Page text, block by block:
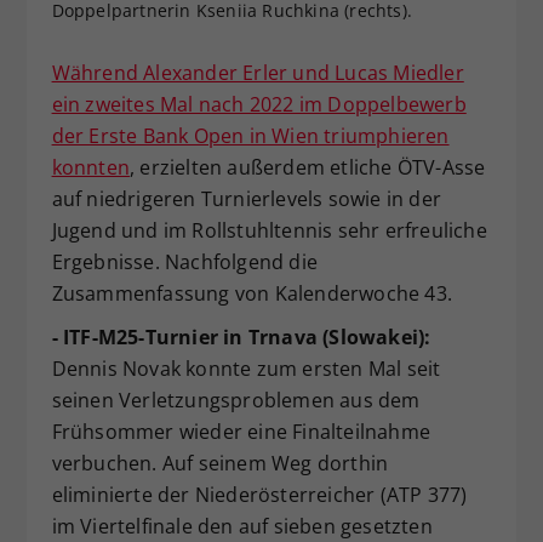
Doppelpartnerin Kseniia Ruchkina (rechts).
Während Alexander Erler und Lucas Miedler
ein zweites Mal nach 2022 im Doppelbewerb
der Erste Bank Open in Wien triumphieren
konnten, erzielten außerdem etliche ÖTV-Asse
auf niedrigeren Turnierlevels sowie in der
Jugend und im Rollstuhltennis sehr erfreuliche
Ergebnisse. Nachfolgend die
Zusammenfassung von Kalenderwoche 43.
- ITF-M25-Turnier in Trnava (Slowakei):
Dennis Novak konnte zum ersten Mal seit
seinen Verletzungsproblemen aus dem
Frühsommer wieder eine Finalteilnahme
verbuchen. Auf seinem Weg dorthin
eliminierte der Niederösterreicher (ATP 377)
im Viertelfinale den auf sieben gesetzten
Zweck
zufällig generierte ID, für die
historische Speicherung Ihrer
vorgenommen Einstellungen, falls der
Webseiten-Betreiber dies eingestellt